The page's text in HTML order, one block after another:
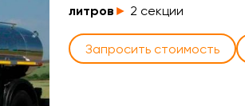
литров ► 2 секции
Запросить стоимость